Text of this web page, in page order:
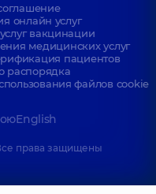
онлайн услуг
вакцинации
медицинских услуг
пациентов
распорядка
файлов cookie
English
права защищены